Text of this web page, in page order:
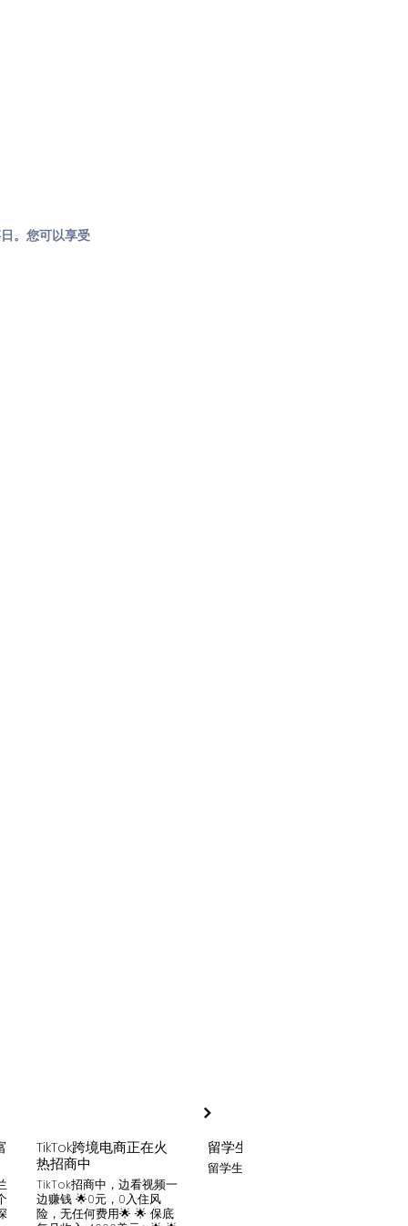
。您可以享受
TikTok跨境电商正在火
热招商中
TikTok招商中，边看视频一
边赚钱 🌟0元，0入住风
险，无任何费用🌟 🌟 保底
留学生贷款
留学生贷款专业平台